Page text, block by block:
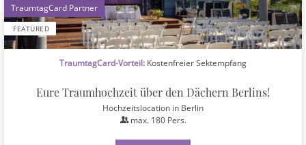
FEATURED
1
TraumtagCard-Vorteil: Kostenfreier Sektempfang
Eure Traumhochzeit über den Dächern Berlins!
Hochzeitslocation in Berlin
max. 180Pers.